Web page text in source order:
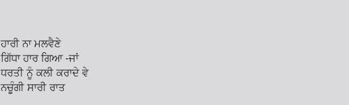
ਹਾਰੀ ਨਾ ਮਲਵੈਣੇ
ਗਿੱਧਾ ਹਾਰ ਗਿਆ -ਜਾਂ
ਧਰਤੀ ਨੂੰ ਕਲੀ ਕਰਾਦੇ ਵੇ
ਨਚੂੰਗੀ ਸਾਰੀ ਰਾਤ